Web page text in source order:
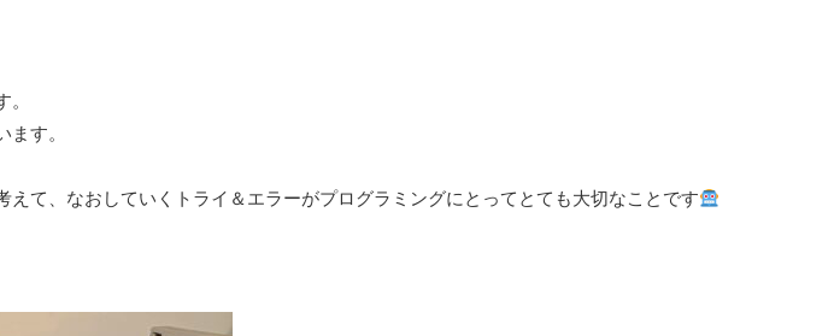
す。
て、なおしていくトライ＆エラーがプログラミングにとってとても大切なことです